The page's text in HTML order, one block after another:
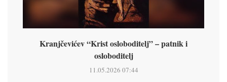
Kranjčevićev “Krist osloboditelj” – patnik i
osloboditelj
11.05.2026 07:44